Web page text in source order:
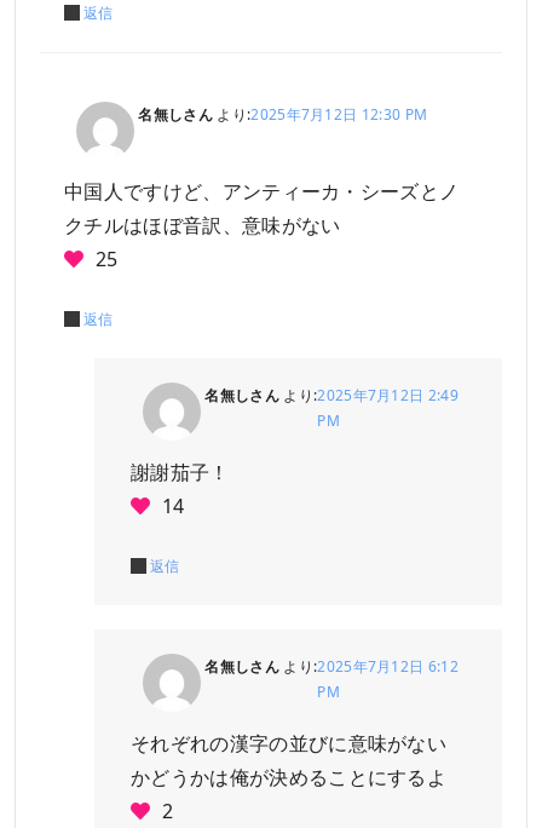
返信
名無しさん より:2025年7月12日 12:30 PM
中国人ですけど、アンティーカ・シーズとノ
クチルはほぼ音訳、意味がない
25
返信
名無しさん より:2025年7月12日 2:49
PM
謝謝茄子！
14
返信
名無しさん より:2025年7月12日 6:12
PM
それぞれの漢字の並びに意味がない
かどうかは俺が決めることにするよ
2